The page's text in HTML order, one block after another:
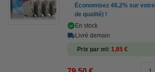
Économisez 48,2% sur
de qualité) !
En stock
Livré demain
Prix par ml
1,85 €